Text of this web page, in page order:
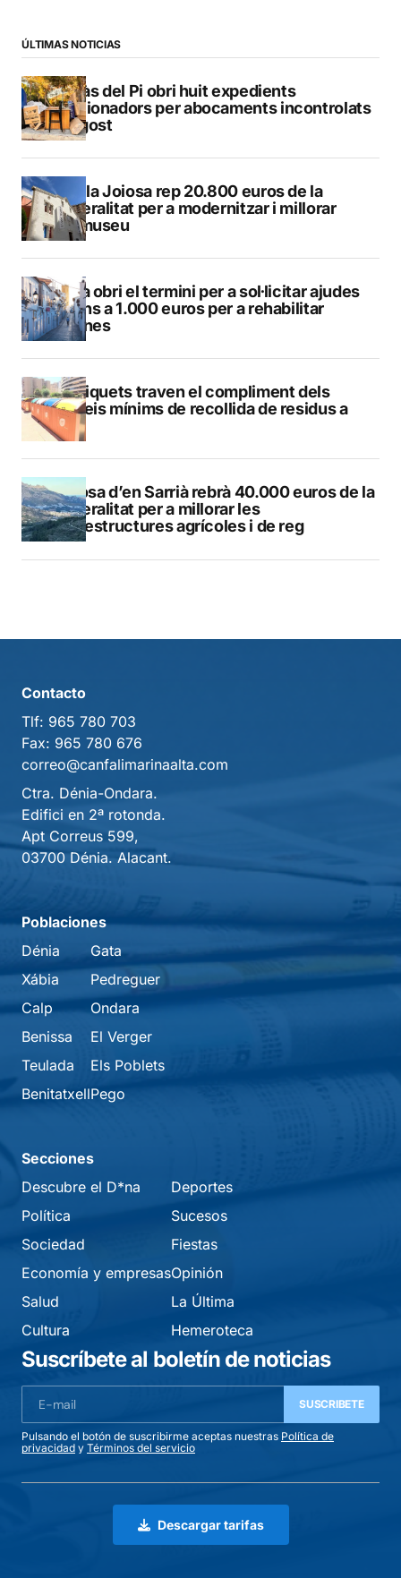
ÚLTIMAS NOTICIAS
L’Alfàs del Pi obri huit expedients
sancionadors per abocaments incontrolats
a l’agost
La Vila Joiosa rep 20.800 euros de la
Generalitat per a modernitzar i millorar
Vilamuseu
Altea obri el termini per a sol·licitar ajudes
de fins a 1.000 euros per a rehabilitar
façanes
Els piquets traven el compliment dels
serveis mínims de recollida de residus a
Calp
Callosa d’en Sarrià rebrà 40.000 euros de la
Generalitat per a millorar les
infraestructures agrícoles i de reg
Contacto
Tlf: 965 780 703
Fax: 965 780 676
correo@canfalimarinaalta.com
Ctra. Dénia-Ondara.
Edifici en 2ª rotonda.
Apt Correus 599,
03700 Dénia. Alacant.
Poblaciones
Dénia
Xábia
Calp
Benissa
Teulada
Benitatxell
Gata
Pedreguer
Ondara
El Verger
Els Poblets
Pego
Secciones
Descubre el D*na
Política
Sociedad
Economía y empresas
Salud
Cultura
Deportes
Sucesos
Fiestas
Opinión
La Última
Hemeroteca
Suscríbete al boletín de noticias
SUSCRIBETE
Pulsando el botón de suscribirme aceptas nuestras Política de
privacidad y Términos del servicio
Descargar tarifas